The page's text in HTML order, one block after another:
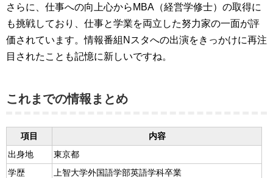
さらに、仕事への向上心からMBA（経営学修士）の取得に
も挑戦しており、仕事と学業を両立した努力家の一面が評
価されています。情報番組Nスタへの出演をきっかけに再注
目されたことも記憶に新しいですね。
これまでの情報まとめ
項目
内容
出身地
東京都
学歴
上智大学外国語学部英語学科卒業